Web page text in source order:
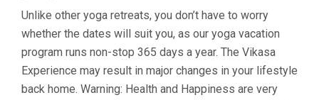
Unlike other yoga retreats, you don’t have to worry
whether the dates will suit you, as our yoga vacation
program runs non-stop 365 days a year. The Vikasa
Experience may result in major changes in your lifestyle
back home. Warning: Health and Happiness are very